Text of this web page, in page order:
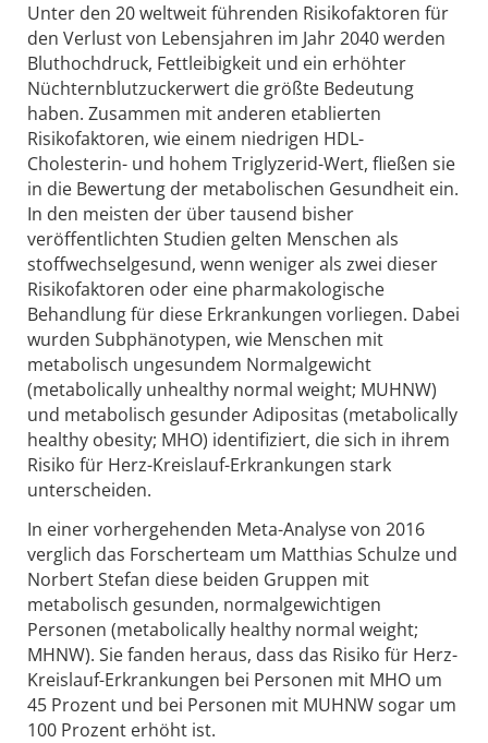
Unter den 20 weltweit führenden Risikofaktoren für
den Verlust von Lebensjahren im Jahr 2040 werden
Bluthochdruck, Fettleibigkeit und ein erhöhter
Nüchternblutzuckerwert die größte Bedeutung
haben. Zusammen mit anderen etablierten
Risikofaktoren, wie einem niedrigen HDL-
Cholesterin- und hohem Triglyzerid-Wert, fließen sie
in die Bewertung der metabolischen Gesundheit ein.
In den meisten der über tausend bisher
veröffentlichten Studien gelten Menschen als
stoffwechselgesund, wenn weniger als zwei dieser
Risikofaktoren oder eine pharmakologische
Behandlung für diese Erkrankungen vorliegen. Dabei
wurden Subphänotypen, wie Menschen mit
metabolisch ungesundem Normalgewicht
(metabolically unhealthy normal weight; MUHNW)
und metabolisch gesunder Adipositas (metabolically
healthy obesity; MHO) identifiziert, die sich in ihrem
Risiko für Herz-Kreislauf-Erkrankungen stark
unterscheiden.
In einer vorhergehenden Meta-Analyse von 2016
verglich das Forscherteam um Matthias Schulze und
Norbert Stefan diese beiden Gruppen mit
metabolisch gesunden, normalgewichtigen
Personen (metabolically healthy normal weight;
MHNW). Sie fanden heraus, dass das Risiko für Herz-
Kreislauf-Erkrankungen bei Personen mit MHO um
45 Prozent und bei Personen mit MUHNW sogar um
100 Prozent erhöht ist.